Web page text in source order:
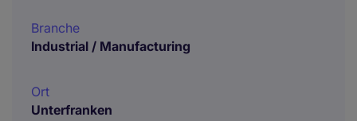
Branche
Industrial / Manufacturing
Ort
Unterfranken